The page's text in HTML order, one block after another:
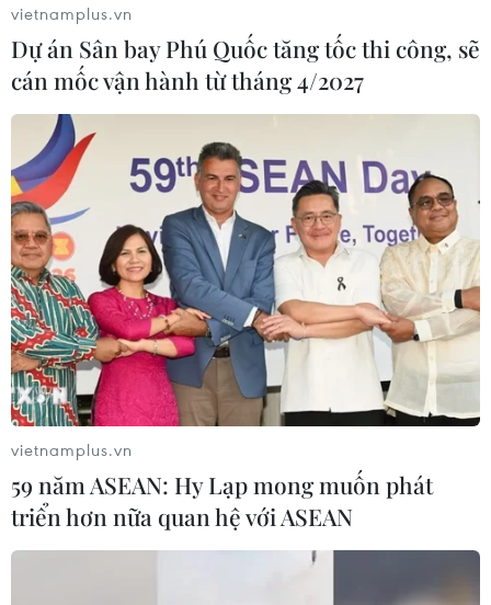
vietnamplus.vn
Dự án Sân bay Phú Quốc tăng tốc thi công, sẽ
cán mốc vận hành từ tháng 4/2027
vietnamplus.vn
59 năm ASEAN: Hy Lạp mong muốn phát
triển hơn nữa quan hệ với ASEAN